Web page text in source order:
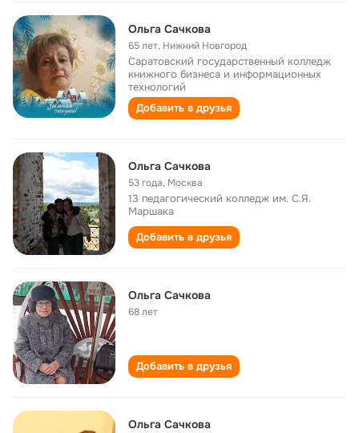
Ольга Сачкова
65 лет, Нижний Новгород
Саратовский государственный колледж
книжного бизнеса и информационных
технологий
Добавить в друзья
Ольга Сачкова
53 года, Москва
13 педагогический колледж им. С.Я.
Маршака
Добавить в друзья
Ольга Сачкова
68 лет
Добавить в друзья
Ольга Сачкова